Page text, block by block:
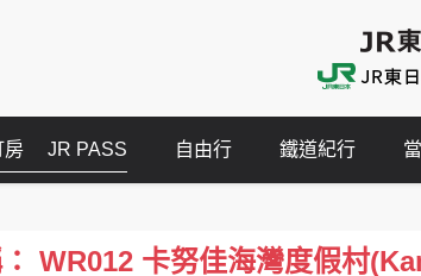
房 JR PASS 自由行 鐵道紀行
WR012 卡努佳海灣度假村